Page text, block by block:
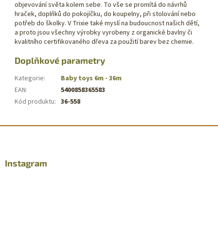
objevování světa kolem sebe. To vše se promítá do návrhů
hraček, doplňků do pokojíčku, do koupelny, při stolování nebo
potřeb do školky. V Trixie také myslí na budoucnost našich dětí,
a proto jsou všechny výrobky vyrobeny z organické bavlny či
kvalitního certifikovaného dřeva za použití barev bez chemie.
Doplňkové parametry
Kategorie:
Baby toys 6m - 36m
EAN:
5400858365583
Kód produktu: 36-558
Instagram